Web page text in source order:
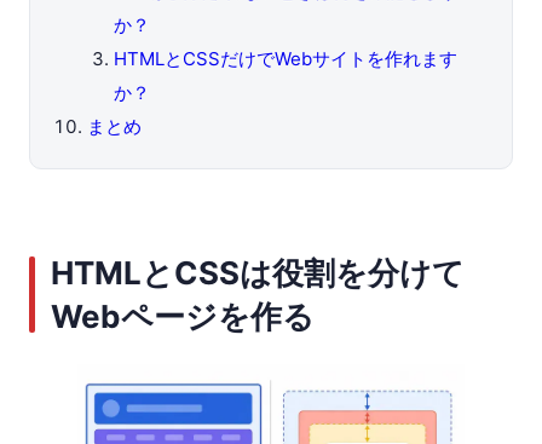
か？
HTMLとCSSだけでWebサイトを作れます
か？
まとめ
HTMLとCSSは役割を分けて
Webページを作る